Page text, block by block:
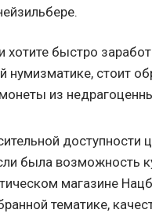
хотите быстро
нумизматике, стоит
из
доступности
была возможность
магазине
тематике,